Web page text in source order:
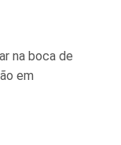
na boca de
em